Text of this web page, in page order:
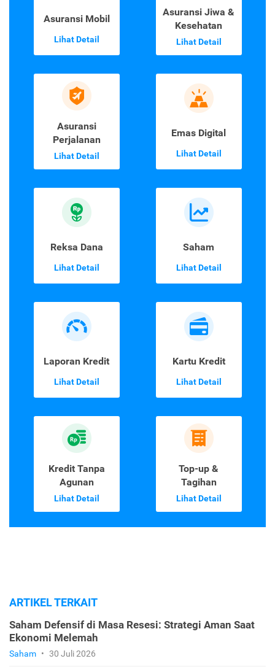
Asuransi Mobil
Lihat Detail
Asuransi Jiwa &
Kesehatan
Lihat Detail
Asuransi
Perjalanan
Lihat Detail
Emas Digital
Lihat Detail
Reksa Dana
Lihat Detail
Saham
Lihat Detail
Laporan Kredit
Lihat Detail
Kartu Kredit
Lihat Detail
Kredit Tanpa
Agunan
Lihat Detail
Top-up &
Tagihan
Lihat Detail
ARTIKEL TERKAIT
Saham Defensif di Masa Resesi: Strategi Aman Saat
Ekonomi Melemah
Saham • 30 Juli 2026